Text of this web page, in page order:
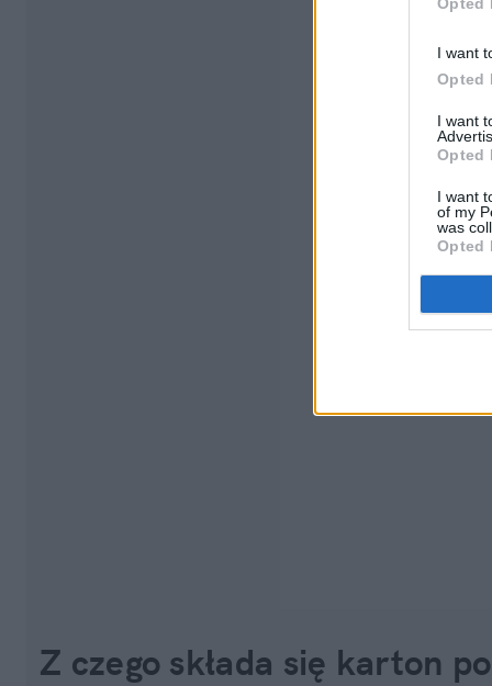
I want
Opted
I want
Opted
I want
of my
was
Opted
Z czego składa się karton